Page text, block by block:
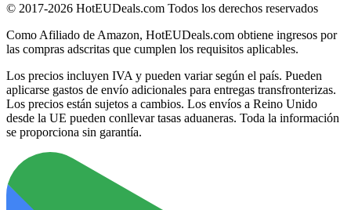
© 2017-2026 HotEUDeals.com Todos los derechos reservados
Como Afiliado de Amazon, HotEUDeals.com obtiene ingresos por
las compras adscritas que cumplen los requisitos aplicables.
Los precios incluyen IVA y pueden variar según el país. Pueden
aplicarse gastos de envío adicionales para entregas transfronterizas.
Los precios están sujetos a cambios. Los envíos a Reino Unido
desde la UE pueden conllevar tasas aduaneras. Toda la información
se proporciona sin garantía.